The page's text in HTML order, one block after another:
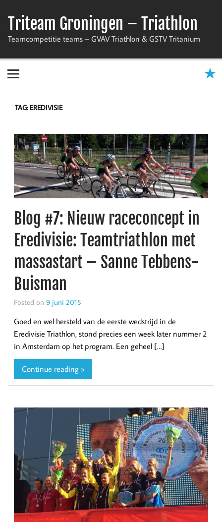
content
Triteam Groningen – Triathlon
Teamcompetitie teams – GVAV Triathlon & GSTV Tritanium
TAG: EREDIVISIE
Blog #7: Nieuw raceconcept in
Eredivisie: Teamtriathlon met
massastart – Sanne Tebbens-
Buisman
Posted on 9 juni 2015
Goed en wel hersteld van de eerste wedstrijd in de
Eredivisie Triathlon, stond precies een week later nummer 2
in Amsterdam op het program. Een geheel […]
Continue reading »